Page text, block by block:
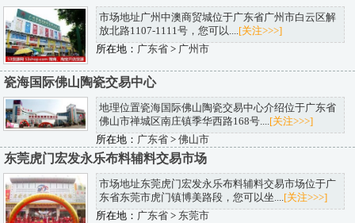
市场地址广州中澳商贸城位于广东省广州市白云区解
放北路1107-1111号，您可以....[关注>>>]
所在地： 广东省> 广州市
瓷海国际佛山陶瓷交易中心
地理位置瓷海国际佛山陶瓷交易中心介绍位于广东省
佛山市禅城区南庄镇季华西路168号....[关注>>>]
所在地： 广东省> 佛山市
东莞虎门宏发永乐布料辅料交易市场
市场地址东莞虎门宏发永乐布料辅料交易市场位于广
东省东莞市虎门镇博美路段，您可以坐....[关注>>>]
所在地： 广东省> 东莞市